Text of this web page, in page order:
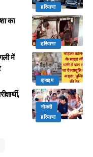
हरियाणा
हरियाणा
का
क्राइम
में
नौकरी
हरियाणा